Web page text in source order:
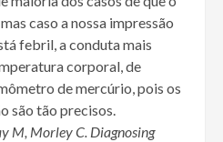
caso a nossa impressão
febril, a conduta mais
corporal, de
de mercúrio, pois os
são tão precisos.
M, Morley C. Diagnosing